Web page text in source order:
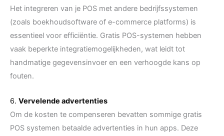
Het integreren van je POS met andere bedrijfssystemen
(zoals boekhoudsoftware of e-commerce platforms) is
essentieel voor efficiëntie. Gratis POS-systemen hebben
vaak beperkte integratiemogelijkheden, wat leidt tot
handmatige gegevensinvoer en een verhoogde kans op
fouten.
6. Vervelende advertenties
Om de kosten te compenseren bevatten sommige gratis
POS systemen betaalde advertenties in hun apps. Deze